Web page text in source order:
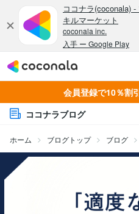
会員登録で10％割
ココナラブログ
ホーム ブログトップ ブログ